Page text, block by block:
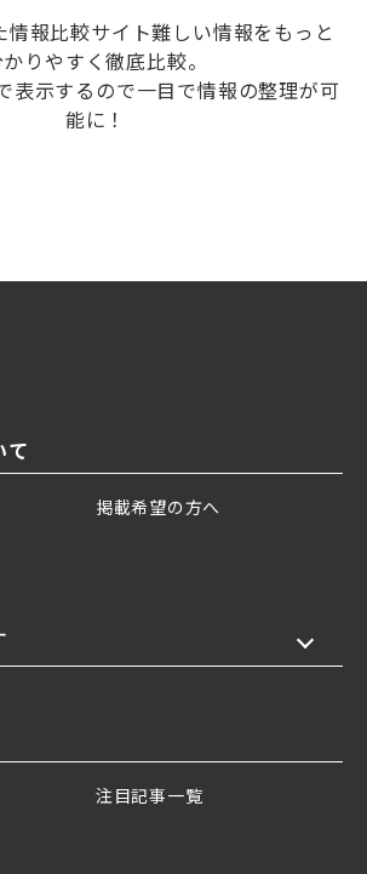
報比較サイト難しい情報をもっと
りやすく徹底比較。
表示するので一目で情報の整理が可
能に！
て
掲載希望の方へ
注目記事一覧